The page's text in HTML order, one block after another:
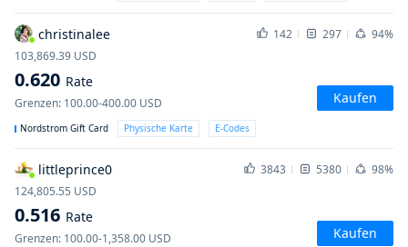
christinalee 142 297
94%
103,869.39 USD
0.620 Rate
Grenzen: 100.00-400.00 USD Kaufen
Nordstrom Gift Card Physische Karte E-Codes
littleprince0 3843 5380
98%
124,805.55 USD
0.516 Rate
Grenzen: 100.00-1,358.00 USD Kaufen